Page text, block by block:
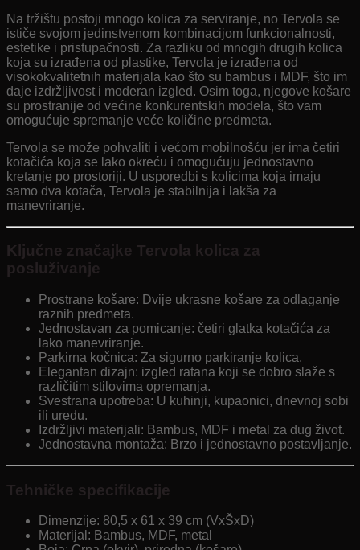
Na tržištu postoji mnogo kolica za serviranje, no Tervola se
ističe svojom jedinstvenom kombinacijom funkcionalnosti,
estetike i pristupačnosti. Za razliku od mnogih drugih kolica
koja su izrađena od plastike, Tervola je izrađena od
visokokvalitetnih materijala kao što su bambus i MDF, što im
daje izdržljivost i moderan izgled. Osim toga, njegove košare
su prostranije od većine konkurentskih modela, što vam
omogućuje spremanje veće količine predmeta.
Tervola se može pohvaliti i većom mobilnošću jer ima četiri
kotačića koja se lako okreću i omogućuju jednostavno
kretanje po prostoriji. U usporedbi s kolicima koja imaju
samo dva kotača, Tervola je stabilnija i lakša za
manevriranje.
Ključne značajke Tervola kolica za
posluživanje
Prostrane košare: Dvije ukrasne košare za odlaganje
raznih predmeta.
Jednostavan za pomicanje: četiri glatka kotačića za
lako manevriranje.
Parkirna kočnica: Za sigurno parkiranje kolica.
Elegantan dizajn: izgled ratana koji se dobro slaže s
različitim stilovima opremanja.
Svestrana upotreba: U kuhinji, kupaonici, dnevnoj sobi
ili uredu.
Izdržljivi materijali: Bambus, MDF i metal za dug život.
Jednostavna montaža: Brzo i jednostavno postavljanje.
Tehničke specifikacije
Dimenzije: 80,5 x 61 x 39 cm (VxŠxD)
Materijal: Bambus, MDF, metal